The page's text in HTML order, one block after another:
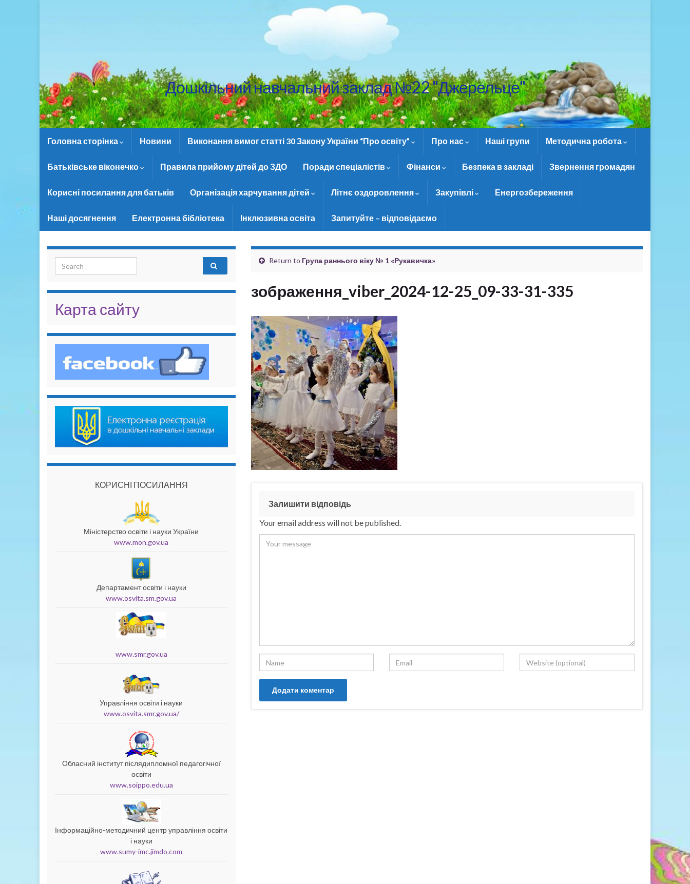
Дошкільний навчальний заклад №22 "Джерельце"
Головна сторінка Новини Виконання вимог статті 30 Закону України “Про освіту” Про нас Наші групи Методична робота
Батьківське віконечко Правила прийому дітей до ЗДО Поради спеціалістів Фінанси Безпека в закладі Звернення громадян
Корисні посилання для батьків Організація харчування дітей Літнє оздоровлення Закупівлі Енергозбереження
Наші досягнення Електронна бібліотека Інклюзивна освіта Запитуйте – відповідаємо
Return to Група раннього віку № 1 «Рукавичка»
зображення_viber_2024-12-25_09-33-31-335
Залишити відповідь
Your email address will not be published.
Search for:
Карта сайту
КОРИСНІ ПОСИЛАННЯ
Міністерство освіти і науки України
www.mon.gov.ua
Департамент освіти і науки
www.osvita.sm.gov.ua
www.smr.gov.ua
Управління освіти і науки
www.osvita.smr.gov.ua/
Обласний інститут післядипломної педагогічної
освіти
www.soippo.edu.ua
Інформаційно-методичний центр управління освіти
і науки
www.sumy-imc.jimdo.com